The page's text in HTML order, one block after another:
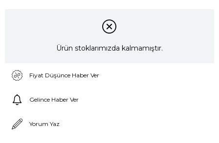
Ürün stoklarımızda kalmamıştır.
Fiyat Düşünce Haber Ver
Gelince Haber Ver
Yorum Yaz